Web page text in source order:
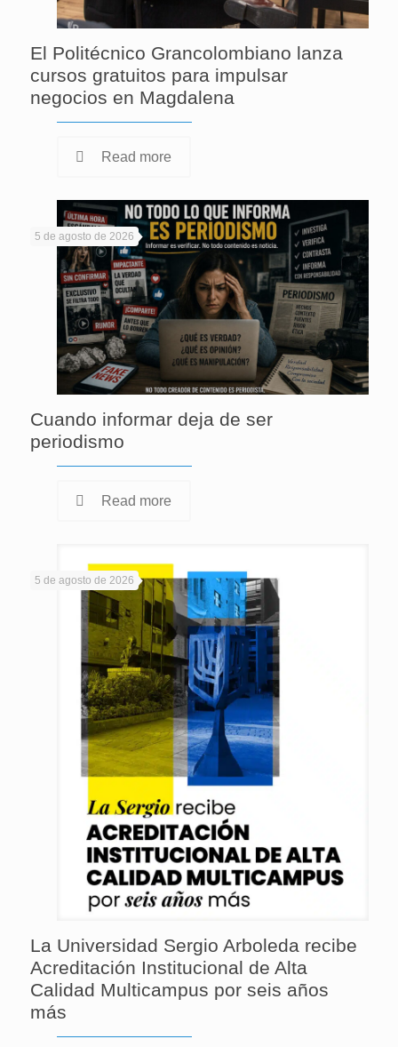
El Politécnico Grancolombiano lanza
cursos gratuitos para impulsar
negocios en Magdalena
Read more
5 de agosto de 2026
Cuando informar deja de ser
periodismo
Read more
5 de agosto de 2026
La Universidad Sergio Arboleda recibe
Acreditación Institucional de Alta
Calidad Multicampus por seis años
más